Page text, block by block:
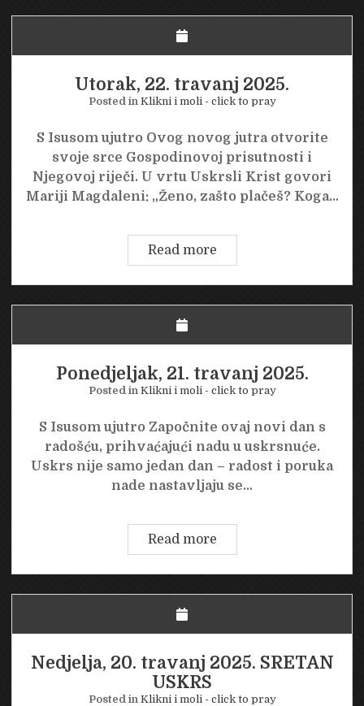
2025.
Utorak, 22. travanj 2025.
Posted in Klikni i moli - click to pray
S Isusom ujutro Ovog novog jutra otvorite
svoje srce Gospodinovoj prisutnosti i
Njegovoj riječi. U vrtu Uskrsli Krist govori
Mariji Magdaleni: „Ženo, zašto plačeš? Koga…
Read moreUtorak,
22.
travanj
2025.
Ponedjeljak, 21. travanj 2025.
Posted in Klikni i moli - click to pray
S Isusom ujutro Započnite ovaj novi dan s
radošću, prihvaćajući nadu u uskrsnuće.
Uskrs nije samo jedan dan – radost i poruka
nade nastavljaju se…
Read morePonedjeljak,
21.
travanj
2025.
Nedjelja, 20. travanj 2025. SRETAN
USKRS
Posted in Klikni i moli - click to pray